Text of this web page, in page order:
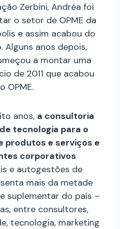
Zerbini, Andréa foi
o setor de OPME da
e assim acabou do
anos depois,
a montar uma
de 2011 que acabou
OPME.
anos, a consultoria
tecnologia para o
produtos e serviços e
corporativos
e autogestões de
mais da metade
suplementar do país –
entre consultores,
tecnologia, marketing